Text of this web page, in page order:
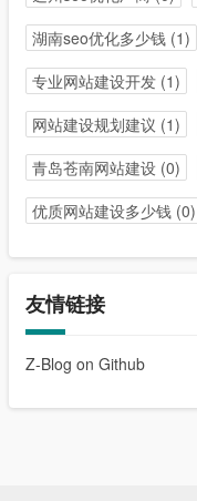
湖南seo优化多少钱(1)
专业网站建设开发(1)
网站建设规划建议 (1)
青岛苍南网站建设(0)
优质网站建设多少钱(0)
友情链接
Z-Blog on Github